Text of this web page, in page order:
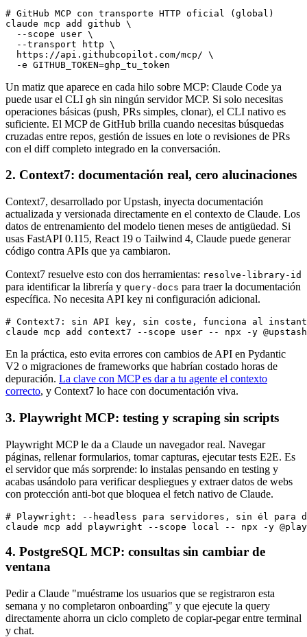
# GitHub MCP con transporte HTTP oficial (global)
claude mcp add github \
  --scope user \
  --transport http \
  https://api.githubcopilot.com/mcp/ \
  -e GITHUB_TOKEN=ghp_tu_token
Un matiz que aparece en cada hilo sobre MCP: Claude Code ya
puede usar el CLI gh sin ningún servidor MCP. Si solo necesitas
operaciones básicas (push, PRs simples, clonar), el CLI nativo es
suficiente. El MCP de GitHub brilla cuando necesitas búsquedas
cruzadas entre repos, gestión de issues en lote o revisiones de PRs
con el diff completo integrado en la conversación.
2. Context7: documentación real, cero alucinaciones
Context7, desarrollado por Upstash, inyecta documentación
actualizada y versionada directamente en el contexto de Claude. Los
datos de entrenamiento del modelo tienen meses de antigüedad. Si
usas FastAPI 0.115, React 19 o Tailwind 4, Claude puede generar
código contra APIs que ya cambiaron.
Context7 resuelve esto con dos herramientas: resolve-library-id
para identificar la librería y query-docs para traer la documentación
específica. No necesita API key ni configuración adicional.
# Context7: sin API key, sin coste, funciona al
claude mcp add context7 --scope user -- npx -y
En la práctica, esto evita errores con cambios de API en Pydantic
V2 o migraciones de frameworks que habrían costado horas de
depuración. La clave con MCP es dar a tu agente el contexto
correcto, y Context7 lo hace con documentación viva.
3. Playwright MCP: testing y scraping sin scripts
Playwright MCP le da a Claude un navegador real. Navegar
páginas, rellenar formularios, tomar capturas, ejecutar tests E2E. Es
el servidor que más sorprende: lo instalas pensando en testing y
acabas usándolo para verificar despliegues y extraer datos de webs
con protección anti-bot que bloquea el fetch nativo de Claude.
# Playwright: --headless para servidores, sin él para
claude mcp add playwright --scope local -- npx -y
4. PostgreSQL MCP: consultas sin cambiar de
ventana
Pedir a Claude "muéstrame los usuarios que se registraron esta
semana y no completaron onboarding" y que ejecute la query
directamente ahorra un ciclo completo de copiar-pegar entre terminal
y chat.